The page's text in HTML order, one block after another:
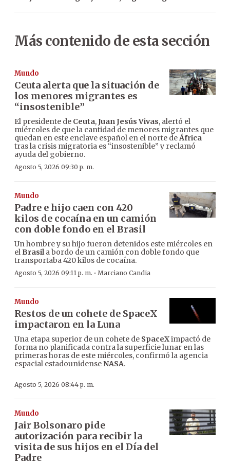
Más contenido de esta sección
Mundo
Ceuta alerta que la situación de
los menores migrantes es
“insostenible”
El presidente de Ceuta,Juan Jesús Vivas, alertó el
miércoles de que la cantidad de menores migrantes que
quedan en este enclave español en el norte deÁfrica
tras la crisis migratoria es “insostenible” y reclamó
ayuda del gobierno.
Agosto 5, 2026 09:30 p. m.
Mundo
Padre e hijo caen con 420
kilos de cocaína en un camión
con doble fondo en el Brasil
Un hombre y su hijo fueron detenidos este miércoles en
el Brasila bordo de un camión con doble fondo que
transportaba 420 kilos de cocaína.
Agosto 5, 2026 09:11 p. m. · Marciano Candia
Mundo
Restos de un cohete de SpaceX
impactaron en la Luna
Una etapa superior de un cohete de SpaceXimpactó de
forma no planificada contra la superficie lunar en las
primeras horas de este miércoles, confirmó la agencia
espacial estadounidenseNASA.
Agosto 5, 2026 08:44 p. m.
Mundo
Jair Bolsonaro pide
autorización para recibir la
visita de sus hijos en el Día del
Padre